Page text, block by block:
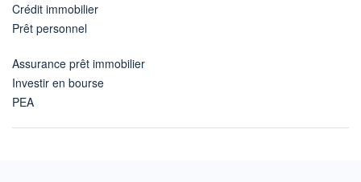
Crédit immobilier
Prêt personnel
Assurance prêt immobilier
Investir en bourse
PEA